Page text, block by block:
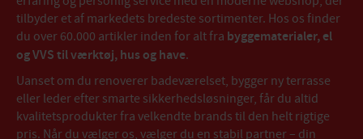
tilbyder et af markedets bredeste sortimenter. Hos os finder
du over 60.000 artikler inden for alt fra byggematerialer, el
og VVS til værktøj, hus og have.
Uanset om du renoverer badeværelset, bygger ny terrasse
eller leder efter smarte sikkerhedsløsninger, får du altid
kvalitetsprodukter fra velkendte brands til den helt rigtige
pris. Når du vælger os, vælger du en stabil partner – din